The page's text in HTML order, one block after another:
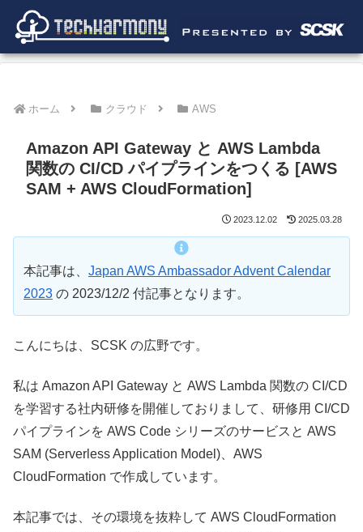
ホーム クラウド AWS
Amazon API Gateway と AWS Lambda
関数の CI/CD パイプラインをつくる [AWS
SAM + AWS CloudFormation]
2023.12.02 2025.03.28
本記事は、 Japan AWS Ambassador Advent Calendar
2023 の 2023/12/2 付記事となります。
こんにちは、SCSK の広野です。
私は Amazon API Gateway と AWS Lambda 関数の CI/CD
を学習する社内研修を開催しておりまして、研修用 CI/CD
パイプラインを AWS Code シリーズのサービスと AWS
SAM (Serverless Application Model)、AWS
CloudFormation で作成しています。
本記事では、その環境を抜粋して AWS CloudFormation